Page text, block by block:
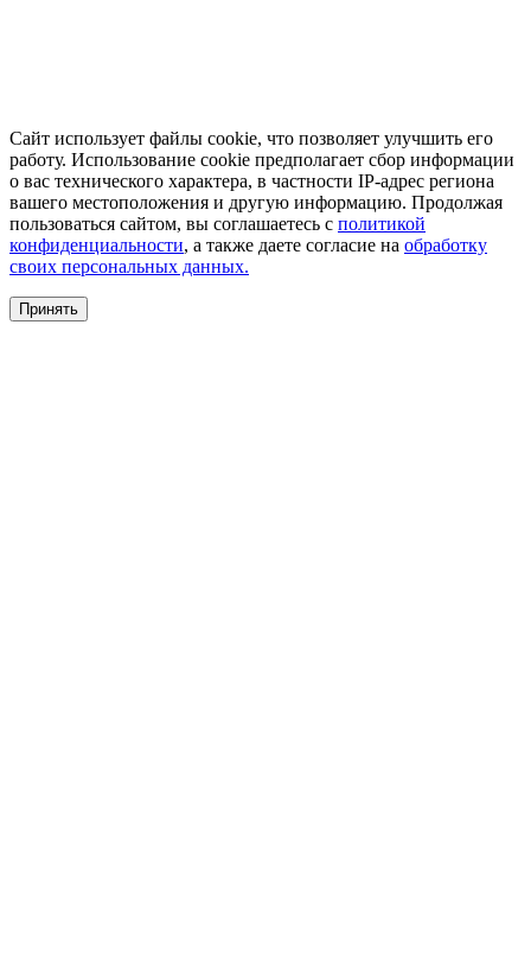
Сайт использует файлы cookie, что позволяет улучшить его
работу. Использование cookie предполагает сбор информации
о вас технического характера, в частности IP-адрес региона
вашего местоположения и другую информацию. Продолжая
пользоваться сайтом, вы соглашаетесь с политикой
конфиденциальности, а также даете согласие на обработку
своих персональных данных.
Принять